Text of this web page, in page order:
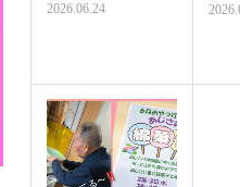
2026.06.24